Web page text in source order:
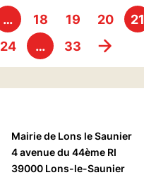
… 18 19 20
21
24 … 33
Mairie de Lons le Saunier
4 avenue du 44ème RI
39000 Lons-le-Saunier